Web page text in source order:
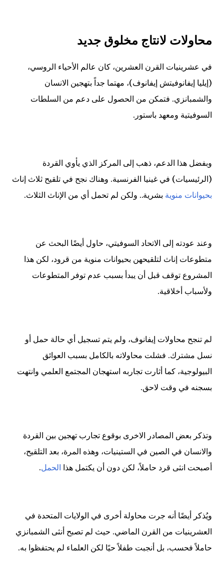
محاولات لانتاج مخلوق جديد
في عشرينيات القرن العشرين، كان عالم الأحياء الروسي،
(إيليا إيفانوفيتش إيفانوف)، مهتما جداً بتهجين الانسان
والشمبانزي. فتمكن من الحصول على دعم من السلطات
السوفيتية ومعهد باستور .
وبفضل هذا الدعم، ذهب إلى المركز الذي يأوي القردة
(الرئيسيات) في غينيا الفرنسية. وهناك نجح في تلقيح ثلاث إناث
بحيوانات منوية بشرية.. ولكن لم تحمل أي من الإناث الثلاث.
وعند عودته إلى الاتحاد السوفيتي، حاول أيضًا البحث عن
متطوعات إناث لتلقيحهن بحيوانات منوية من قرود، لكن هذا
المشروع توقف قبل أن يبدأ بسبب عدم توفر المتطوعات
ولأسباب أخلاقية.
لم تنجح محاولات إيفانوف، ولم يتم تسجيل أي حالة حمل أو
نسل مشترك. فشلت محاولاته بالكامل بسبب العوائق
البيولوجية، كما أثارت تجاربه استهجان المجتمع العلمي وانتهت
بسجنه في وقت لاحق.
وتذكر بعض المصادر الاخرى بوقوع تجارب تهجين بين القردة
والانسان في الصين في الستينيات، وهذه المرة، بعد التلقيح،
أصبحت انثى قرد حاملاً، لكن دون أن يكتمل هذا الحمل.
ويُذكر أيضًا أنه جرت محاولة أخرى في الولايات المتحدة في
العشرينيات من القرن الماضي. حيث لم تصبح أنثى الشمبانزي
حاملاً فحسب، بل أنجبت طفلاً حيًا لكن العلماء لم يحتفظوا به.